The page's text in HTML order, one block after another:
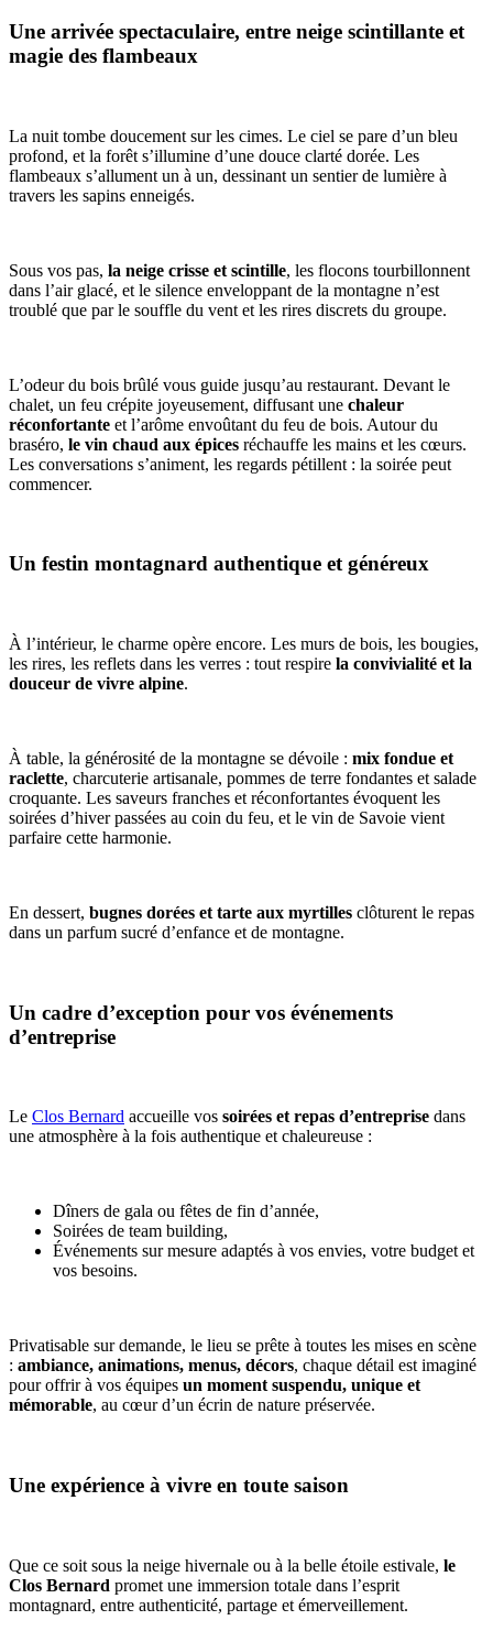
Une arrivée spectaculaire, entre neige scintillante et
magie des flambeaux
La nuit tombe doucement sur les cimes. Le ciel se pare d’un bleu
profond, et la forêt s’illumine d’une douce clarté dorée. Les
flambeaux s’allument un à un, dessinant un sentier de lumière à
travers les sapins enneigés.
Sous vos pas, la neige crisse et scintille, les flocons tourbillonnent
dans l’air glacé, et le silence enveloppant de la montagne n’est
troublé que par le souffle du vent et les rires discrets du groupe.
L’odeur du bois brûlé vous guide jusqu’au restaurant. Devant le
chalet, un feu crépite joyeusement, diffusant une chaleur
réconfortante et l’arôme envoûtant du feu de bois. Autour du
braséro, le vin chaud aux épices réchauffe les mains et les cœurs.
Les conversations s’animent, les regards pétillent : la soirée peut
commencer.
Un festin montagnard authentique et généreux
À l’intérieur, le charme opère encore. Les murs de bois, les bougies,
les rires, les reflets dans les verres : tout respire la convivialité et la
douceur de vivre alpine.
À table, la générosité de la montagne se dévoile : mix fondue et
raclette, charcuterie artisanale, pommes de terre fondantes et salade
croquante. Les saveurs franches et réconfortantes évoquent les
soirées d’hiver passées au coin du feu, et le vin de Savoie vient
parfaire cette harmonie.
En dessert, bugnes dorées et tarte aux myrtilles clôturent le repas
dans un parfum sucré d’enfance et de montagne.
Un cadre d’exception pour vos événements
d’entreprise
Le Clos Bernard accueille vos soirées et repas d’entreprise dans
une atmosphère à la fois authentique et chaleureuse :
Dîners de gala ou fêtes de fin d’année,
Soirées de team building,
Événements sur mesure adaptés à vos envies, votre budget et
vos besoins.
Privatisable sur demande, le lieu se prête à toutes les mises en scène
: ambiance, animations, menus, décors, chaque détail est imaginé
pour offrir à vos équipes un moment suspendu, unique et
mémorable, au cœur d’un écrin de nature préservée.
Une expérience à vivre en toute saison
Que ce soit sous la neige hivernale ou à la belle étoile estivale, le
Clos Bernard promet une immersion totale dans l’esprit
montagnard, entre authenticité, partage et émerveillement.